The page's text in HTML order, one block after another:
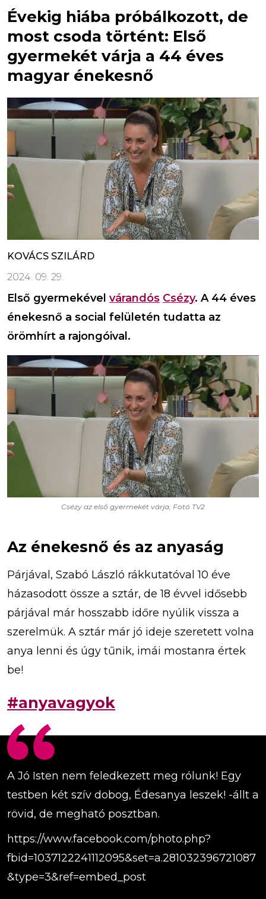
Évekig hiába próbálkozott, de
most csoda történt: Első
gyermekét várja a 44 éves
magyar énekesnő
KOVÁCS SZILÁRD
2024. 09. 29.
Első gyermekével várandós Csézy. A 44 éves
énekesnő a social felületén tudatta az
örömhírt a rajongóival.
Csézy az első gyermekét várja, Fotó TV2
Az énekesnő és az anyaság
Párjával, Szabó László rákkutatóval 10 éve
házasodott össze a sztár, de 18 évvel idősebb
párjával már hosszabb időre nyúlik vissza a
szerelmük. A sztár már jó ideje szeretett volna
anya lenni és úgy tűnik, imái mostanra értek
be!
#anyavagyok
A Jó Isten nem feledkezett meg rólunk! Egy
testben két szív dobog, Édesanya leszek! -állt a
rövid, de megható posztban.
https://www.facebook.com/photo.php?
fbid=1037122241112095&set=a.281032396721087
&type=3&ref=embed_post